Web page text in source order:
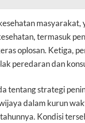
termasuk
oplosan. Ketiga,
peredaran dan
tentang strategi
dalam kurun
Kondisi